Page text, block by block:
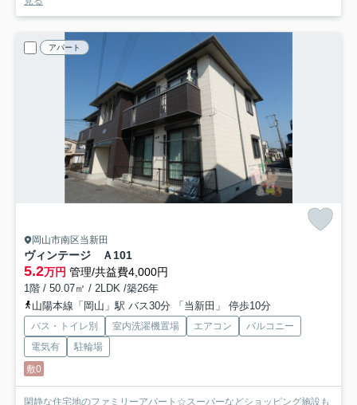
アパート
岡山市南区当新田
ヴィンテージ Ａ 101
5.2万円 管理/共益費4,000円
1階 / 50.07㎡ / 2LDK /築26年
山陽本線「岡山」駅 バス30分 「当新田」 停歩10分
バス・トイレ別 室内洗濯機置場 エアコン
バルコニー
電気有
駐輪場
敷0
閑静な住宅地のファミリーアパート☆スーパーなどショッピング施設も